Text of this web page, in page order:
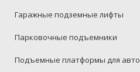
Гаражные подземные лифты
Парковочные подъемники
Подъемные платформы для